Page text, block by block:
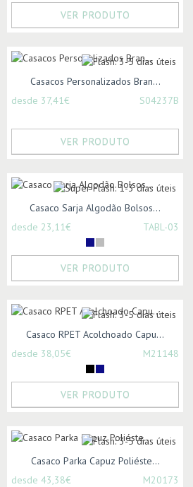
VER PRODUTO
Casacos Personalizados Bran...
desde 37,41€
S04237B
VER PRODUTO
Casaco Sarja Algodão Bolsos...
desde 23,11€
TABL-03
VER PRODUTO
Casaco RPET Acolchoado Capu...
desde 38,05€
M21148
VER PRODUTO
Casaco Parka Capuz Poliéste...
desde 43,38€
M20173